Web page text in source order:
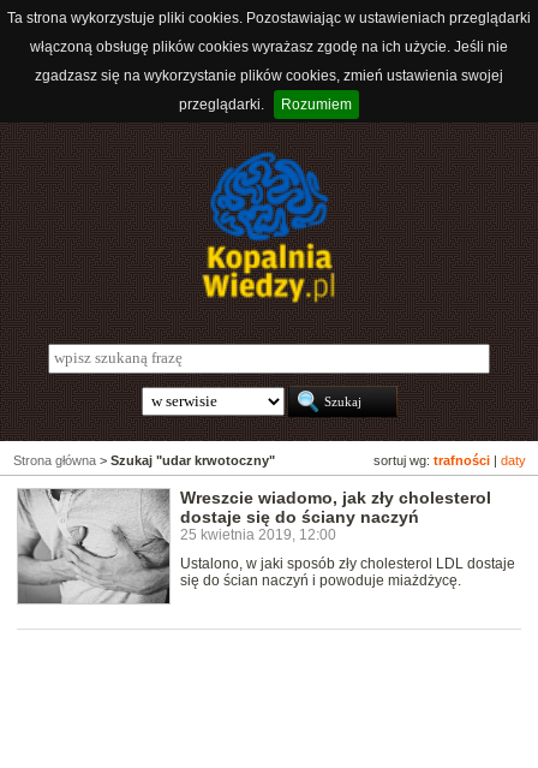
Ta strona wykorzystuje pliki cookies. Pozostawiając w ustawieniach przeglądarki
włączoną obsługę plików cookies wyrażasz zgodę na ich użycie. Jeśli nie
zgadzasz się na wykorzystanie plików cookies, zmień ustawienia swojej
przeglądarki.
Rozumiem
sortuj wg: trafności daty
Strona główna > Szukaj "udar krwotoczny"
Wreszcie wiadomo, jak zły cholesterol
dostaje się do ściany naczyń
25 kwietnia 2019, 12:00
Ustalono, w jaki sposób zły cholesterol LDL dostaje
się do ścian naczyń i powoduje miażdżycę.